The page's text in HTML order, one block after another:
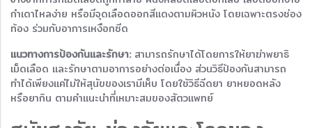
กำเดาไหลง่าย หรือมีจุดเลือดออกสีแดงตามผิวหนัง โดยเฉพาะตรงช่อง
ท้อง ร่วมกับอาการเหงือกซีด
แนวทางการป้องกันและรักษา:สามารถรักษาได้โดยการให้ยาฆ่าพยาธิ
เม็ดเลือด และรักษาตามอาการอย่างต่อเนื่อง ส่วนวิธีป้องกันสามารถ
ทำได้เพียงแค่ไม่ให้สุนัขของเรามีเห็บ โดยใช้วิธีฉีดยา ยาหยอดหลัง
หรือยากิน ตามคำแนะนำที่เหมาะสมของสัตวแพทย์